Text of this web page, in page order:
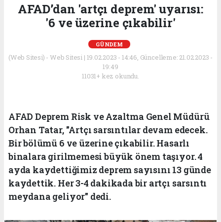
AFAD’dan 'artçı deprem' uyarısı:
'6 ve üzerine çıkabilir'
GÜNDEM
(Web Sitesi) - Web Sitesi | 19.02.2023 - 14:46, Güncelleme: 21.02.2023 -
19:49
11031+ kez okundu.
AFAD Deprem Risk ve Azaltma Genel Müdürü
Orhan Tatar, "Artçı sarsıntılar devam edecek.
Bir bölümü 6 ve üzerine çıkabilir. Hasarlı
binalara girilmemesi büyük önem taşıyor. 4
ayda kaydettiğimiz deprem sayısını 13 günde
kaydettik. Her 3-4 dakikada bir artçı sarsıntı
meydana geliyor" dedi.